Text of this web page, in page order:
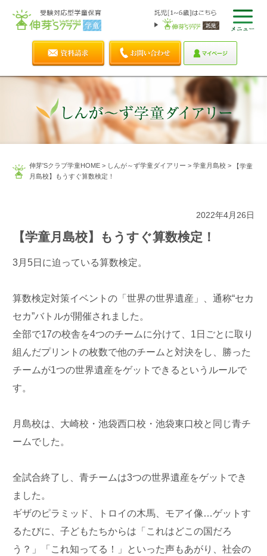
伸芽'Sクラブ学童HOME> しんが～ず学童ダイアリー > 学童月島校>
【学童
月島校】もうすぐ算数検定！
2022年4月26日
【学童月島校】もうすぐ算数検定！
3月5日に迫っている算数検定。
算数検定対策イベントの「世界の世界遺産」、通称“セカ
セカ”バトルが開催されました。
全部で17の校舎を4つのチームに分けて、1日ごとに取り
組んだプリントの枚数で他のチームと対決をし、勝った
チームが1つの世界遺産をゲットできるというルールで
す。
月島校は、大崎校・池袋西口校・池袋東口校と同じ青チ
ームでした。
全試合終了し、青チームは3つの世界遺産をゲットでき
ました。
ギザのピラミッド、トロイの木馬、モアイ像…ゲットす
るたびに、子どもたちからは「これはどこの国だろ
う？」「これ知ってる！」といった声もあがり、社会の